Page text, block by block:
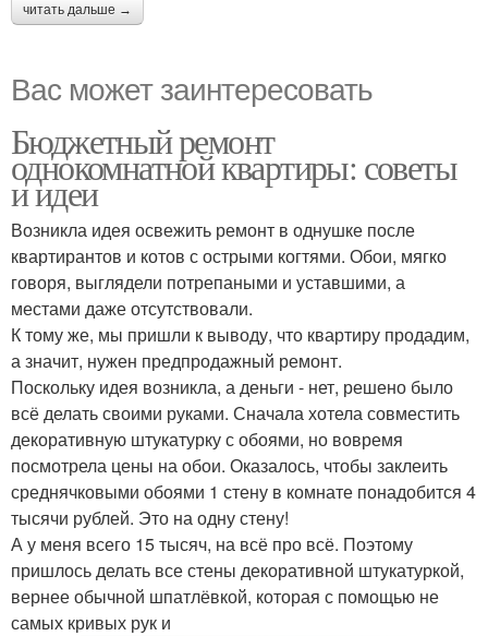
читать дальше →
Вас может заинтересовать
Бюджетный ремонт
однокомнатной квартиры: советы
и идеи
Возникла идея освежить ремонт в однушке после
квартирантов и котов с острыми когтями. Обои, мягко
говоря, выглядели потрепаными и уставшими, а
местами даже отсутствовали.
К тому же, мы пришли к выводу, что квартиру продадим,
а значит, нужен предпродажный ремонт.
Поскольку идея возникла, а деньги - нет, решено было
всё делать своими руками. Сначала хотела совместить
декоративную штукатурку с обоями, но вовремя
посмотрела цены на обои. Оказалось, чтобы заклеить
среднячковыми обоями 1 стену в комнате понадобится 4
тысячи рублей. Это на одну стену!
А у меня всего 15 тысяч, на всё про всё. Поэтому
пришлось делать все стены декоративной штукатуркой,
вернее обычной шпатлёвкой, которая с помощью не
самых кривых рук и